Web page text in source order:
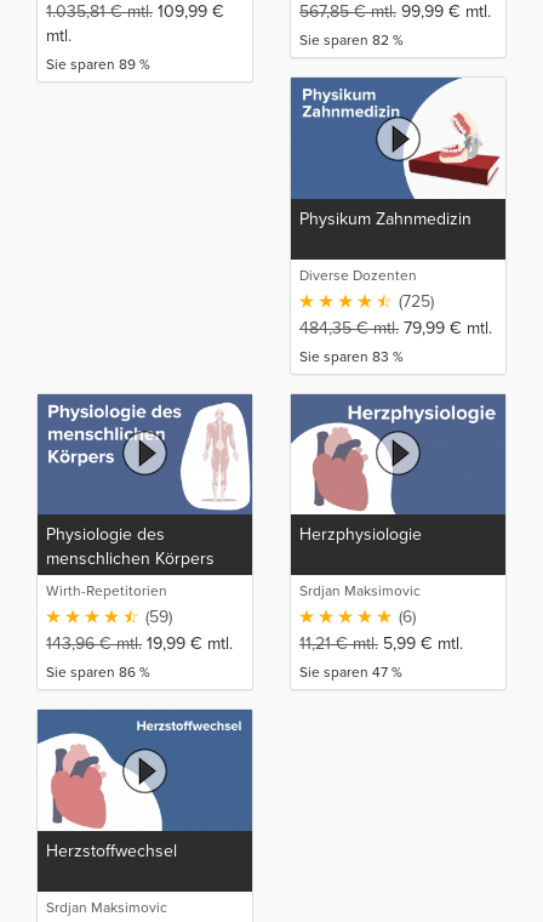
1.035,81€mtl. 109,99 €
mtl.
Sie sparen 89 %
567,85€mtl. 99,99 € mtl.
Sie sparen 82 %
Physikum Zahnmedizin
Diverse Dozenten
(725)
484,35€mtl. 79,99 € mtl.
Sie sparen 83 %
Physiologie des
menschlichen Körpers
Wirth-Repetitorien
(59)
143,96€mtl. 19,99 € mtl.
Sie sparen 86 %
Herzphysiologie
Srdjan Maksimovic
(6)
11,21€mtl. 5,99 € mtl.
Sie sparen 47 %
Herzstoffwechsel
Srdjan Maksimovic